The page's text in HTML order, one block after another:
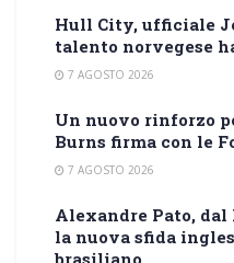
Hull City, ufficiale
talento norvegese
7 AGOSTO 2026
Un nuovo rinforzo
Burns firma con le
7 AGOSTO 2026
Alexandre Pato,
la nuova sfida